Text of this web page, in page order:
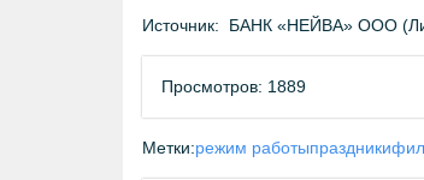
Источник: БАНК «НЕЙВА» ООО
Просмотров: 1889
Метки:режим работыпраздники